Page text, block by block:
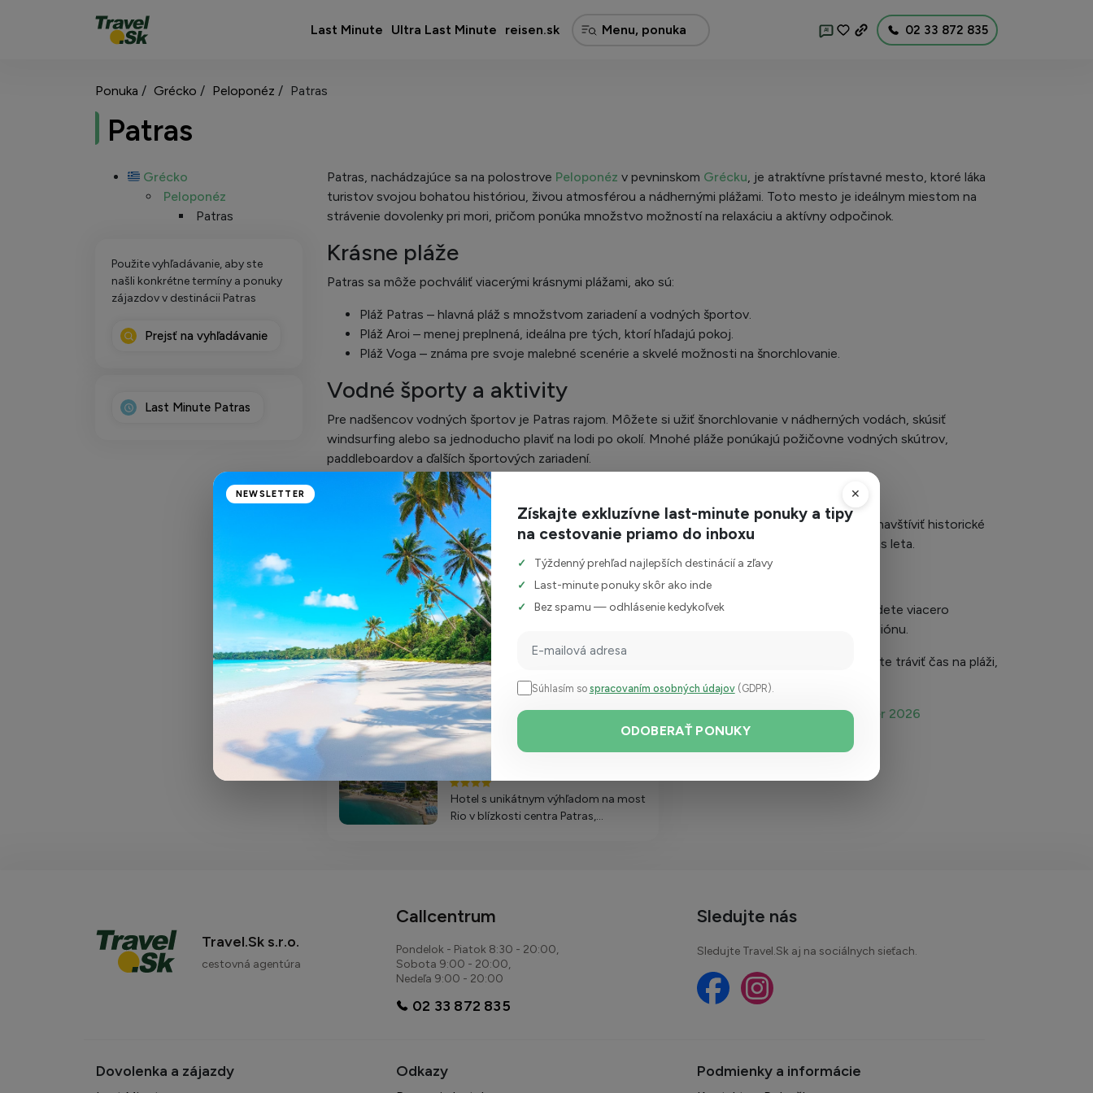
Last Minute Ultra Last Minute reisen.sk AI 02 33 872 835
Ponuka Grécko Peloponéz Patras
Patras
Grécko
Peloponéz
Patras
Použite vyhľadávanie, aby ste
našli konkrétne termíny a ponuky
zájazdov v destinácii Patras
Prejsť na vyhľadávanie
Last Minute Patras
Patras, nachádzajúce sa na polostrove Peloponéz v pevninskom Grécku, je atraktívne prístavné mesto, ktoré láka
turistov svojou bohatou históriou, živou atmosférou a nádhernými plážami. Toto mesto je ideálnym miestom na
strávenie dovolenky pri mori, pričom ponúka množstvo možností na relaxáciu a aktívny odpočinok.
Krásne pláže
Patras sa môže pochváliť viacerými krásnymi plážami, ako sú:
Pláž Patras – hlavná pláž s množstvom zariadení a vodných športov.
Pláž Aroi – menej preplnená, ideálna pre tých, ktorí hľadajú pokoj.
Pláž Voga – známa pre svoje malebné scenérie a skvelé možnosti na šnorchlovanie.
Vodné športy a aktivity
Pre nadšencov vodných športov je Patras rajom. Môžete si užiť šnorchlovanie v nádherných vodách, skúsiť
windsurfing alebo sa jednoducho plaviť na lodi po okolí. Mnohé pláže ponúkajú požičovne vodných skútrov,
paddleboardov a ďalších športových zariadení.
Kultúrne zážitky
Okrem krásnych pláží a vodných športov ponúka Patras bohatý kultúrny program. Nezabudnite navštíviť historické
pamiatky, ako je Hrad Patras, a ak máte možnosť, zažite miestne festivaly, ktoré sa konajú počas leta.
Rôznorodosť okolia
Nezabudnite preskúmať aj blízke oblasti Peloponézu, ako sú mestá ako napríklad Korint, kde nájdete viacero
historických zaujímavostí. Patras je skvelou základňou pre objavovanie tohto fascinujúceho regiónu.
Patras je nielen skvelé miesto na dovolenku, ale aj na relaxáciu a objavovanie. Či už sa rozhodnete tráviť čas na pláži,
športovať alebo objavovať kultúru, toto mesto má čo ponúknuť.
Patras letecky z Bratislavy Patras letecky z Košíc Patras all inclusive Patras september 2026
Airotel Achaia Beach
Hotel s unikátnym výhľadom na most
Rio v blízkosti centra Patras,
Airotel Achaia Beach
vrátane all inclusive stravovania a vonkajších bazénov.
Travel.Sk s.r.o.
cestovná agentúra
Callcentrum
Pondelok - Piatok 8:30 - 20:00,
Sobota 9:00 - 20:00,
Nedeľa 9:00 - 20:00
02 33 872 835
Sledujte nás
Sledujte Travel.Sk aj na sociálnych sieťach.
✕
NEWSLETTER
Získajte exkluzívne last-minute ponuky a tipy
na cestovanie priamo do inboxu
Týždenný prehľad najlepších destinácií a zľavy
Last-minute ponuky skôr ako inde
Bez spamu — odhlásenie kedykoľvek
Súhlasím so spracovaním osobných údajov(GDPR).
ODOBERAŤ PONUKY